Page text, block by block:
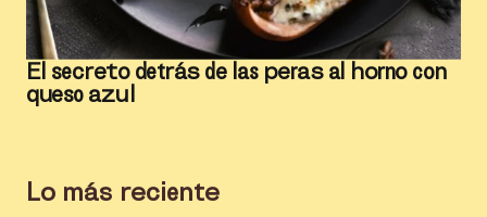
El secreto detrás de las peras al horno con
queso azul
Lo más reciente